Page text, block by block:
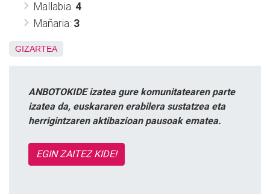
Mallabia: 4
Mañaria: 3
GIZARTEA
ANBOTOKIDE izatea gure komunitatearen parte
izatea da, euskararen erabilera sustatzea eta
herrigintzaren aktibazioan pausoak ematea.
EGIN ZAITEZ KIDE!